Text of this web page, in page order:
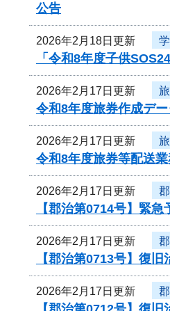
公告
2026年2月18日更新
「令和8年度子供
2026年2月17日更新
令和8年度旅券作成デ
2026年2月17日更新
令和8年度旅券等配送
2026年2月17日更新
【郡治第0714号】緊
2026年2月17日更新
【郡治第0713号】復
2026年2月17日更新